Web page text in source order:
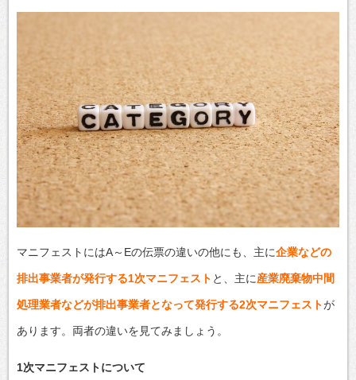
マニフェストにはA～Eの伝票の違いの他にも、主に企業などの
排出事業者が発行する1次マニフェスト と、主に産業廃棄物中間
処理業者などが排出事業者となって発行する2次マニフェストが
あります。両者の違いを見てみましょう。
1次マニフェストについて